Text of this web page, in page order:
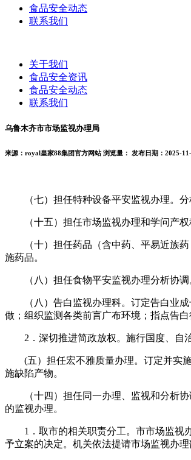
食品安全动态
联系我们
关于我们
食品安全资讯
食品安全动态
联系我们
乌鲁木齐市市场监视办理局
来源：royal皇家88集团官方网站 浏览量： 发布日期：2025-
（七）担任特种设备平安监视办理。分
（十五）担任市场监视办理和学问产权
（十）担任药品（含中药、平易近族药
施药品。
（八）担任食物平安监视办理分析协调
（八）告白监视办理科。订定告白业成
做；组织监测各类前言广布环境；指点告白
2．深切推进简政放权。施行国度、自治
(五）担任宏不雅质量办理。订定并实施
施缺陷产物。
（十四）担任同一办理、监视和分析协
的监视办理。
1．取市的相关职责分工。市市场监视办
予立案的决定。机关依法提请市场监视办